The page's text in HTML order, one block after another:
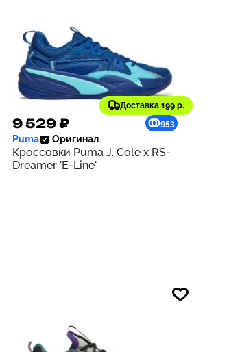
Доставка 199 р.
9 529 ₽ 953
Puma Оригинал
Кроссовки Puma J. Cole x RS-
Dreamer 'E-Line'